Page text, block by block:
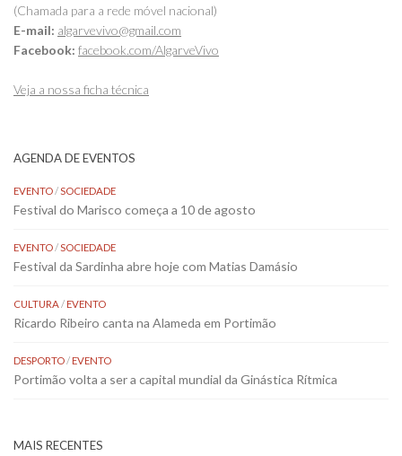
(Chamada para a rede móvel nacional)
E-mail: algarvevivo@gmail.com
Facebook: facebook.com/AlgarveVivo
Veja a nossa ficha técnica
AGENDA DE EVENTOS
EVENTO/SOCIEDADE
Festival do Marisco começa a 10 de agosto
EVENTO/SOCIEDADE
Festival da Sardinha abre hoje com Matias Damásio
CULTURA/EVENTO
Ricardo Ribeiro canta na Alameda em Portimão
DESPORTO/EVENTO
Portimão volta a ser a capital mundial da Ginástica Rítmica
MAIS RECENTES